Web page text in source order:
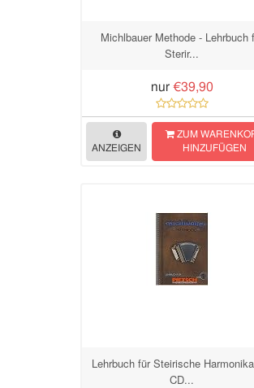
Michlbauer Methode - Lehrbuch
Sterir...
nur €39,90
ANZEIGEN
ZUM
HINZUFÜGEN
Lehrbuch für Steirische
CD...